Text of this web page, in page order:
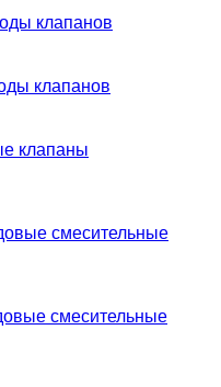
клапанов
клапанов
клапаны
смесительные
смесительные